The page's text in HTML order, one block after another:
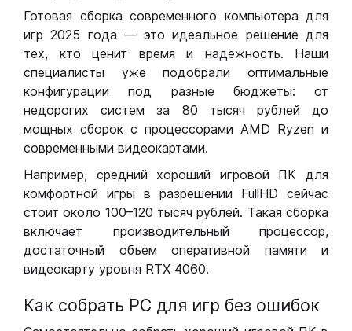
Готовая сборка современного компьютера для
игр 2025 года — это идеальное решение для
тех, кто ценит время и надежность. Наши
специалисты уже подобрали оптимальные
конфигурации под разные бюджеты: от
недорогих систем за 80 тысяч рублей до
мощных сборок с процессорами AMD Ryzen и
современными видеокартами.
Например, средний хороший игровой ПК для
комфортной игры в разрешении FullHD сейчас
стоит около 100–120 тысяч рублей. Такая сборка
включает производительный процессор,
достаточный объем оперативной памяти и
видеокарту уровня RTX 4060.
Как собрать РС для игр без ошибок